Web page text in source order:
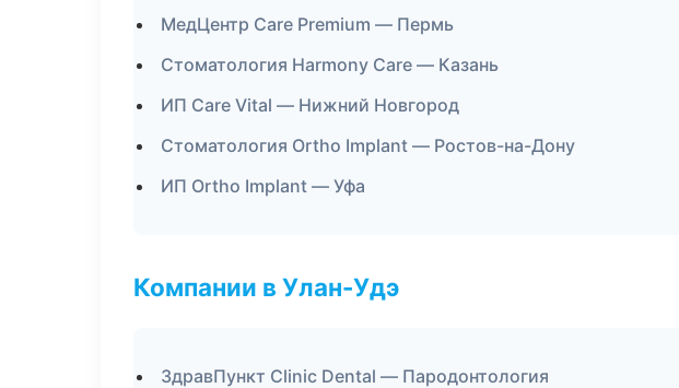
МедЦентр Care Premium — Пермь
Стоматология Harmony Care — Казань
ИП Care Vital — Нижний Новгород
Стоматология Ortho Implant — Ростов-на-Дону
ИП Ortho Implant — Уфа
Компании в Улан-Удэ
ЗдравПункт Clinic Dental — Пародонтология